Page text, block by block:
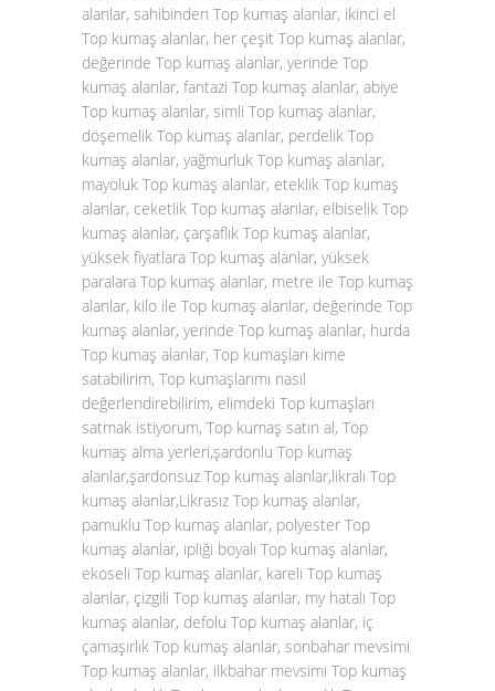
alanlar, sahibinden Top kumaş alanlar, ikinci el
Top kumaş alanlar, her çeşit Top kumaş alanlar,
değerinde Top kumaş alanlar, yerinde Top
kumaş alanlar, fantazi Top kumaş alanlar, abiye
Top kumaş alanlar, simli Top kumaş alanlar,
döşemelik Top kumaş alanlar, perdelik Top
kumaş alanlar, yağmurluk Top kumaş alanlar,
mayoluk Top kumaş alanlar, eteklik Top kumaş
alanlar, ceketlik Top kumaş alanlar, elbiselik Top
kumaş alanlar, çarşaflık Top kumaş alanlar,
yüksek fiyatlara Top kumaş alanlar, yüksek
paralara Top kumaş alanlar, metre ile Top kumaş
alanlar, kilo ile Top kumaş alanlar, değerinde Top
kumaş alanlar, yerinde Top kumaş alanlar, hurda
Top kumaş alanlar, Top kumaşları kime
satabilirim, Top kumaşlarımı nasıl
değerlendirebilirim, elimdeki Top kumaşları
satmak istiyorum, Top kumaş satın al, Top
kumaş alma yerleri,şardonlu Top kumaş
alanlar,şardonsuz Top kumaş alanlar,likralı Top
kumaş alanlar,Likrasız Top kumaş alanlar,
pamuklu Top kumaş alanlar, polyester Top
kumaş alanlar, ipliği boyalı Top kumaş alanlar,
ekoseli Top kumaş alanlar, kareli Top kumaş
alanlar, çizgili Top kumaş alanlar, my hatalı Top
kumaş alanlar, defolu Top kumaş alanlar, iç
çamaşırlık Top kumaş alanlar, sonbahar mevsimi
Top kumaş alanlar, ilkbahar mevsimi Top kumaş